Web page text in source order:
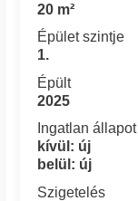
20 m²
Épület szintje
1.
Épült
2025
Ingatlan állapot
kívül: új
belül: új
Szigetelés